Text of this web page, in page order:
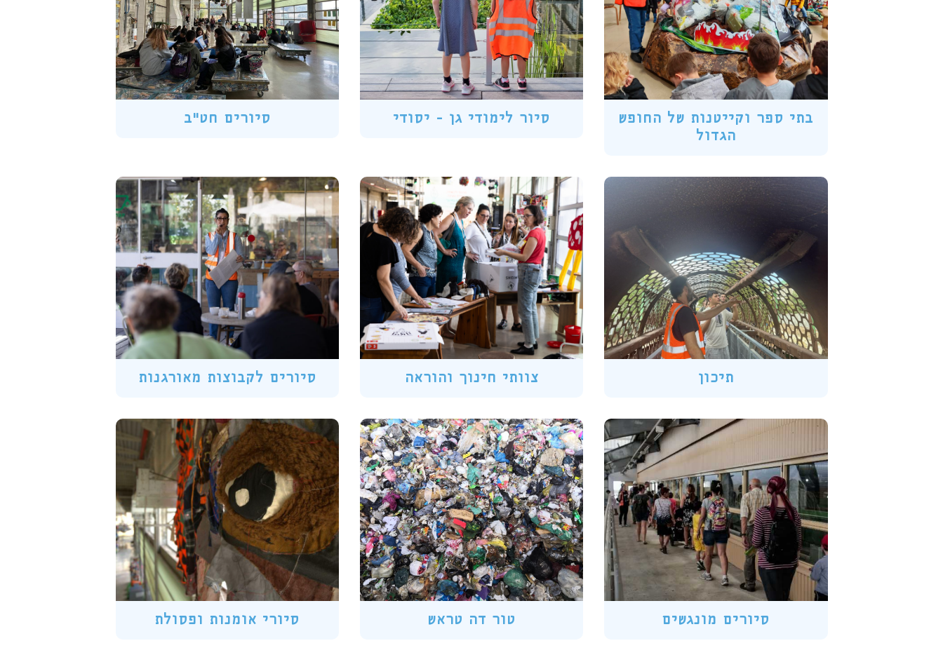
בתי ספר וקייטנות של החופש
הגדול
סיור לימודי גן - יסודי סיורים חט"ב
תיכון צוותי חינוך והוראה סיורים לקבוצות מאורגנות
סיורים מונגשים טור דה טראש סיורי אומנות ופסולת